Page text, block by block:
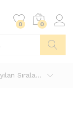
0 0
Varsayılan Sıralama